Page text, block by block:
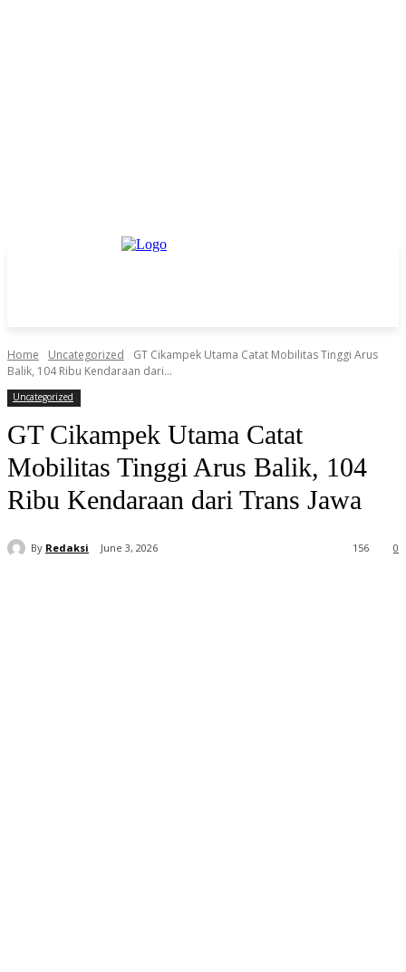
Home Uncategorized
GT Cikampek Utama Catat Mobilitas Tinggi Arus
Balik, 104 Ribu Kendaraan dari...
Uncategorized
GT Cikampek Utama Catat
Mobilitas Tinggi Arus Balik, 104
Ribu Kendaraan dari Trans Jawa
By Redaksi June 3, 2026 0
156